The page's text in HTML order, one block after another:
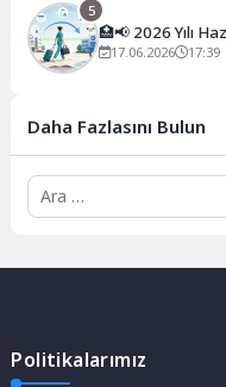
5
🏥📢 2026 Yılı
Değiştirme Kurası
17.06.2026 17:39
Daha Fazlasını Bulun
Politikalarımız